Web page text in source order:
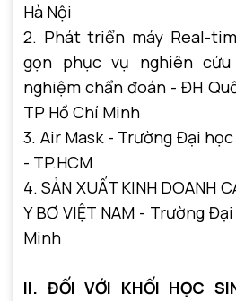
Hà Nội
2. Phát triển máy Real-
gọn phục vụ nghiên
nghiệm chẩn đoán - ĐH
TP Hồ Chí Minh
3. Air Mask - Trường Đại
- TP.HCM
4. SẢN XUẤT KINH DOANH
Y BƠ VIỆT NAM - Trường
Minh
II. ĐỐI VỚI KHỐI HỌC